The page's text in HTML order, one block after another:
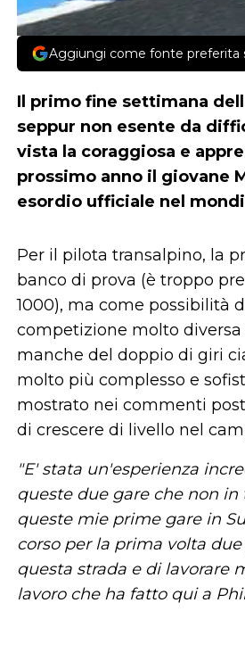
Aggiungi come fonte preferita
Il primo fine settimana
seppur non esente da
vista la coraggiosa e
prossimo anno il giovane
esordio ufficiale nel
Per il pilota transalpino, la
banco di prova (è troppo
1000), ma come possibilità
competizione molto
manche del doppio di giri
molto più complesso e
mostrato nei commenti
di crescere di livello nel
"E' stata un'esperienza
queste due gare che non
queste mie prime gare in
corso per la prima volta
questa strada e di lavorare
lavoro che ha fatto qui a